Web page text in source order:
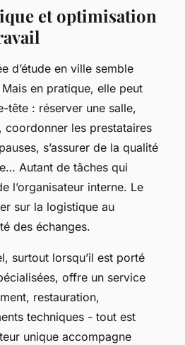
et optimisation
d’étude en ville semble
en pratique, elle peut
tête : réserver une salle,
coordonner les prestataires
s’assurer de la qualité
Autant de tâches qui
l’organisateur interne. Le
sur la logistique au
des échanges.
surtout lorsqu’il est porté
offre un service
restauration,
techniques - tout est
unique accompagne